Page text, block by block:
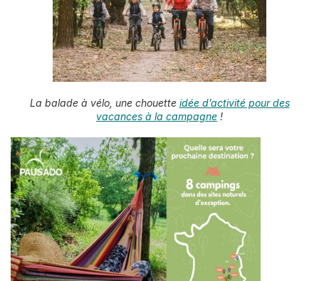
La balade à vélo, une chouette idée d’activité pour des
vacances à la campagne !